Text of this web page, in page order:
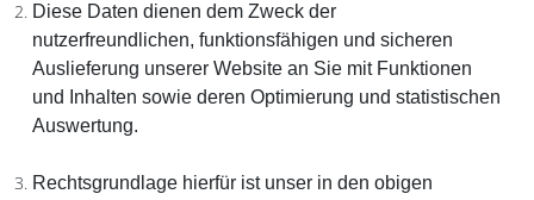
Diese Daten dienen dem Zweck der
nutzerfreundlichen, funktionsfähigen und sicheren
Auslieferung unserer Website an Sie mit Funktionen
und Inhalten sowie deren Optimierung und statistischen
Auswertung.
Rechtsgrundlage hierfür ist unser in den obigen